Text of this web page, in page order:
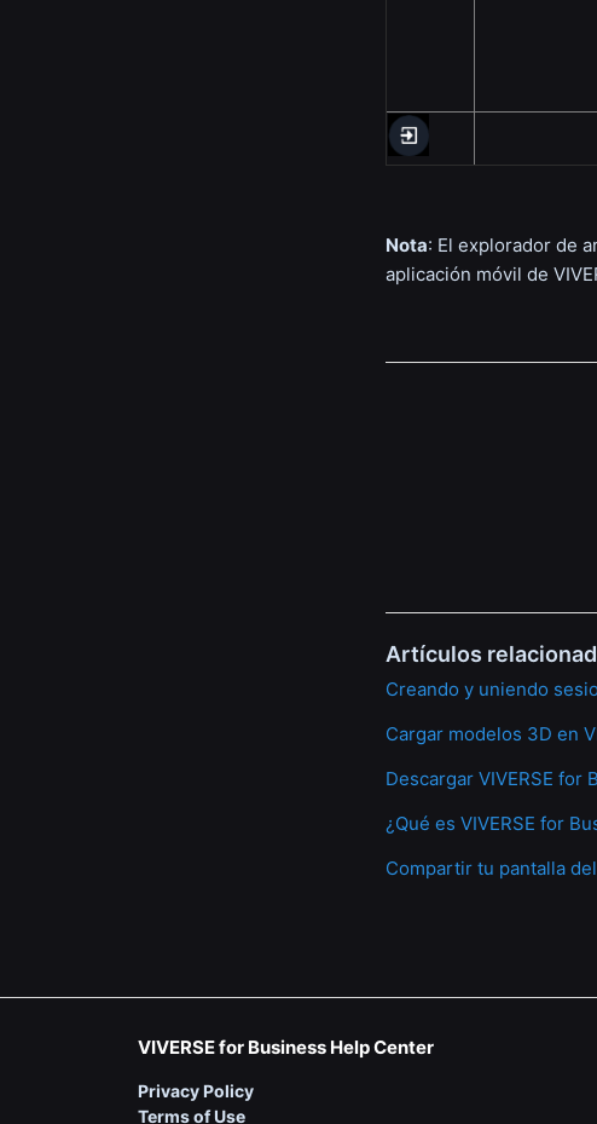
Nota: El explorador de
aplicación móvil de
Artículos
Creando y uniendo
Cargar modelos 3D en
Descargar VIVERSE
¿Qué es VIVERSE for
Compartir tu pantalla
VIVERSE for Business Help Center
Privacy Policy
Terms of Use